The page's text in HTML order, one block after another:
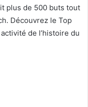
plus de 500 buts tout
Découvrez le Top
de l’histoire du